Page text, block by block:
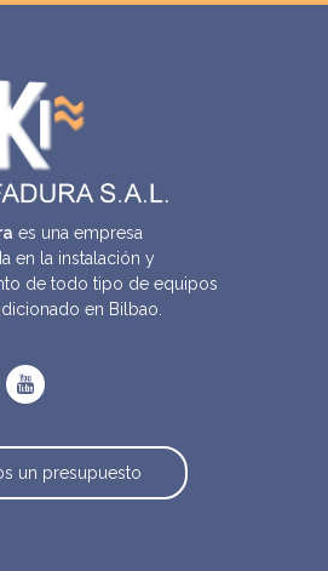
es una empresa
en la instalación y
de todo tipo de equipos
en Bilbao.
un presupuesto